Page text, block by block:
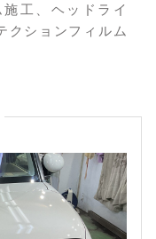
工、ヘッドライ
クションフィルム